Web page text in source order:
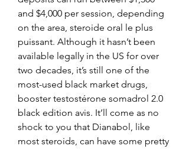
and $4,000 per session, depending
on the area, steroide oral le plus
puissant. Although it hasn’t been
available legally in the US for over
two decades, it’s still one of the
most-used black market drugs,
booster testostérone somadrol 2.0
black edition avis. It’ll come as no
shock to you that Dianabol, like
most steroids, can have some pretty